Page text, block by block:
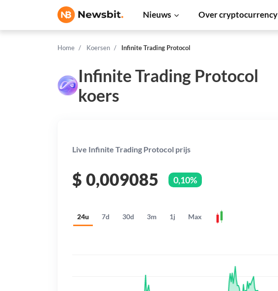
Nieuws Over cryptocurrency
Home Koersen Infinite Trading Protocol
Infinite Trading Protocol
koers
Live Infinite Trading Protocol prijs
$ 0,009085 0,10%
24u 7d 30d 3m 1j Max